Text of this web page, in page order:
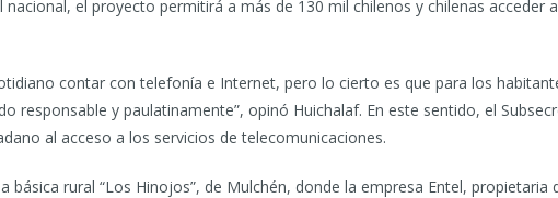
el proyecto permitirá a más de 130 mil chilenos y chilenas acceder
contar con telefonía e Internet, pero lo cierto es que para los
responsable y paulatinamente”, opinó Huichalaf. En este sentido, el
al acceso a los servicios de telecomunicaciones.
básica rural “Los Hinojos”, de Mulchén, donde la empresa Entel,